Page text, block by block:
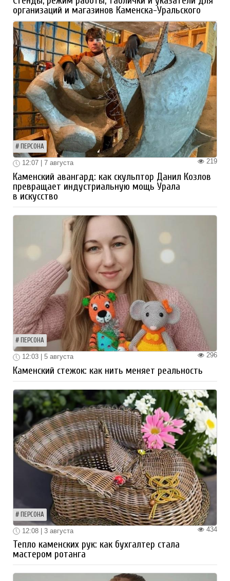
организаций и магазинов Каменска-Уральского
ПЕРСОНА
219
12:07 | 7 августа
Каменский авангард: как скульптор Данил Козлов
превращает индустриальную мощь Урала
в искусство
ПЕРСОНА
296
12:03 | 5 августа
Каменский стежок: как нить меняет реальность
ПЕРСОНА
434
12:08 | 3 августа
Тепло каменских рук: как бухгалтер стала
мастером ротанга